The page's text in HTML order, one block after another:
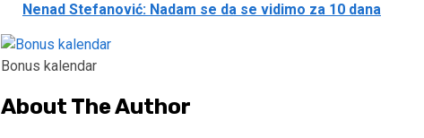
Nenad Stefanović: Nadam se da se vidimo za 10 dana
Bonus kalendar
About The Author